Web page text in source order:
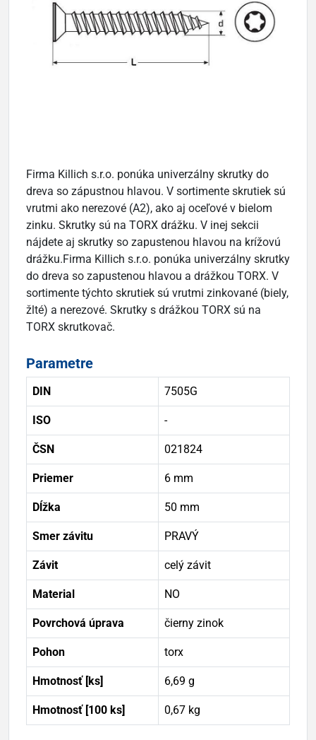
Firma Killich s.r.o. ponúka univerzálny skrutky do
dreva so zápustnou hlavou. V sortimente skrutiek sú
vrutmi ako nerezové (A2), ako aj oceľové v bielom
zinku. Skrutky sú na TORX drážku. V inej sekcii
nájdete aj skrutky so zapustenou hlavou na krížovú
drážku.Firma Killich s.r.o. ponúka univerzálny skrutky
do dreva so zapustenou hlavou a drážkou TORX. V
sortimente týchto skrutiek sú vrutmi zinkované (biely,
žlté) a nerezové. Skrutky s drážkou TORX sú na
TORX skrutkovač.
Parametre
DIN 7505G
ISO -
ČSN 021824
Priemer 6 mm
Dĺžka 50 mm
Smer závitu PRAVÝ
Závit celý závit
Material NO
Povrchová úprava čierny zinok
Pohon torx
Hmotnosť [ks] 6,69 g
Hmotnosť [100 ks] 0,67 kg